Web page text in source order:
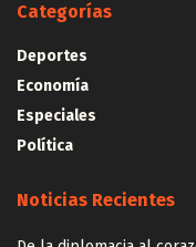
Categorías
Deportes
Economía
Especiales
Política
Noticias Recientes